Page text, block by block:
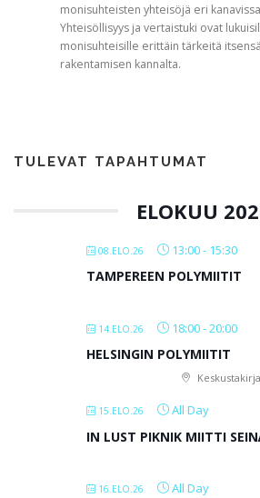
monisuhteisten yhteisöjä eri
Yhteisöllisyys ja vertaistuki ovat
monisuhteisille erittäin tärkeitä
rakentamisen kannalta.
TULEVAT TAPAHTUMAT
ELOKUU
08.ELO.26 13:00- 15:30
TAMPEREEN POLYMIITIT
14.ELO.26 18:00-20:00
HELSINGIN POLYMIITIT
15.ELO.26 All Day
IN LUST PIKNIK MIITTI
16.ELO.26 All Day